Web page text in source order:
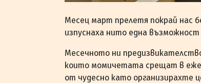
Месец март прелетя покрай нас
изпуснаха нито една
Месечното ни
които момичетата срещат в
от чудесно като организирахте